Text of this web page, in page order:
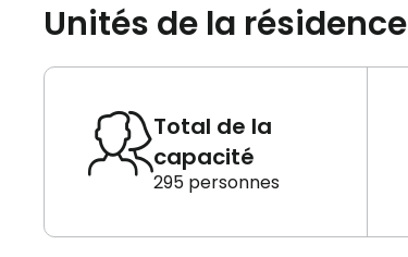
Unités de la résidence
Total de la
capacité
295 personnes